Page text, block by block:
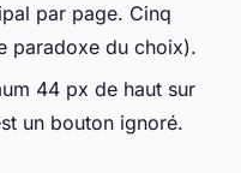
par page. Cinq
paradoxe du choix).
44 px de haut sur
un bouton ignoré.